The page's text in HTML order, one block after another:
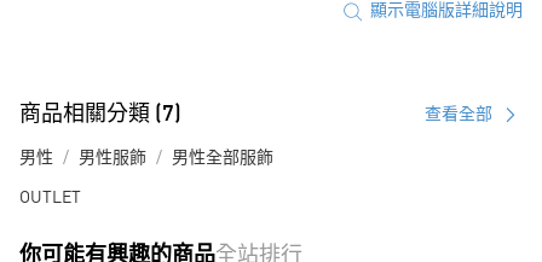
顯示電腦版詳細說明
商品相關分類 (7) 查看全部
男性 男性服飾 男性全部服飾
OUTLET
你可能有興趣的商品全站排行